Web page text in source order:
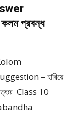
প্রবন্ধ
– হারিয়ে
উত্তর Class 10